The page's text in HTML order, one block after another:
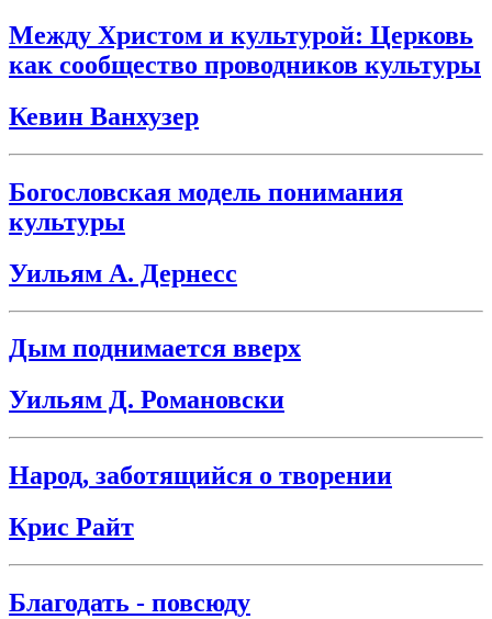
Между Христом и культурой: Церковь
как сообщество проводников культуры
Кевин Ванхузер
Богословская модель понимания
культуры
Уильям А. Дернесс
Дым поднимается вверх
Уильям Д. Романовски
Народ, заботящийся о творении
Крис Райт
Благодать - повсюду